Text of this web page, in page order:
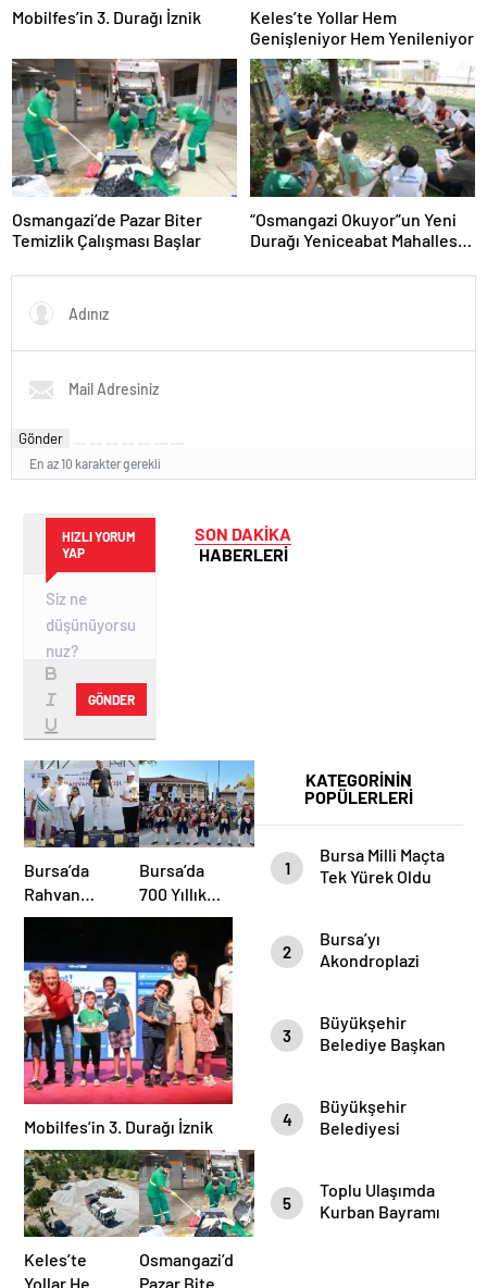
Mobilfes’in 3. Durağı İznik
Keles’te Yollar Hem
Genişleniyor Hem Yenileniyor
Osmangazi’de Pazar Biter
Temizlik Çalışması Başlar
“Osmangazi Okuyor”un Yeni
Durağı Yeniceabat Mahallesi
Gönder
En az 10 karakter gerekli
HIZLI YORUM
YAP
GÖNDER
SON DAKİKA
HABERLERİ
KATEGORİNİN
POPÜLERLERİ
1
Bursa Milli Maçta
Tek Yürek Oldu
2
Bursa’yı
Akondroplazi
3
Büyükşehir
Belediye Başkan
Marşın
Bestecilerini
4
Büyükşehir
Belediyesi
“Aşure Bereket
Demektir”
5
Toplu Ulaşımda
Kurban Bayramı
Bursa’da
Rahvan
Atları
Şampiyonluk
için
Mücadele
Etti
Bursa’da
700 Yıllık
Fetih Ruhu
Yaşatılıyor
Mobilfes’in 3. Durağı İznik
Keles’te
Yollar Hem
Osmangazi’de
Pazar Biter